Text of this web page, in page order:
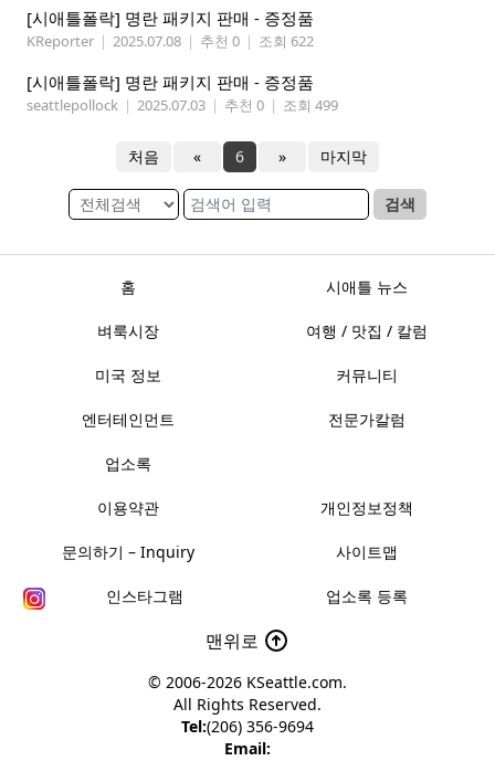
[시애틀폴락] 명란 패키지 판매 - 증정품
KReporter | 2025.07.08 | 추천 0 | 조회 622
[시애틀폴락] 명란 패키지 판매 - 증정품
seattlepollock | 2025.07.03 | 추천 0 | 조회 499
처음 « 6 » 마지막
검색
홈 시애틀 뉴스
벼룩시장 여행 / 맛집 / 칼럼
미국 정보 커뮤니티
엔터테인먼트 전문가칼럼
업소록
이용약관 개인정보정책
문의하기 – Inquiry 사이트맵
인스타그램 업소록 등록
맨위로
© 2006-2026 KSeattle.com.
All Rights Reserved.
Tel:(206) 356-9694
Email: